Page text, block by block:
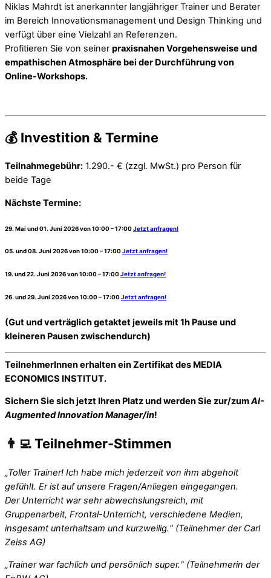
Niklas Mahrdt ist anerkannter langjähriger Trainer und Berater
im Bereich Innovationsmanagement und Design Thinking und
verfügt über eine Vielzahl an Referenzen.
Profitieren Sie von seiner praxisnahen Vorgehensweise und
empathischen Atmosphäre bei der Durchführung von
Online-Workshops.
💰 Investition & Termine
Teilnahmegebühr: 1.290.- € (zzgl. MwSt.) pro Person für
beide Tage
Nächste Termine:
29. Mai und 01. Juni 2026 von 10:00 – 17:00Jetzt anfragen!
05. und 08. Juni 2026 von 10:00 – 17:00Jetzt anfragen!
19. und 22. Juni 2026 von 10:00 – 17:00Jetzt anfragen!
26. und 29. Juni 2026von 10:00 – 17:00Jetzt anfragen!
(Gut und verträglich getaktet jeweils mit 1h Pause und
kleineren Pausen zwischendurch)
TeilnehmerInnen erhalten ein Zertifikat des MEDIA
ECONOMICS INSTITUT.
Sichern Sie sich jetzt Ihren Platz und werden Sie zur/zumAI-
Augmented Innovation Manager/in!
👨‍💻 Teilnehmer-Stimmen
„Toller Trainer! Ich habe mich jederzeit von ihm abgeholt
gefühlt. Er ist auf unsere Fragen/Anliegen eingegangen.
Der Unterricht war sehr abwechslungsreich, mit
Gruppenarbeit, Frontal-Unterricht, verschiedene Medien,
insgesamt unterhaltsam und kurzweilig.“ (Teilnehmer der Carl
Zeiss AG)
„Trainer war fachlich und persönlich super.“ (Teilnehmerin der